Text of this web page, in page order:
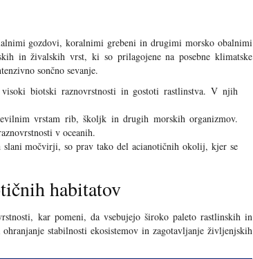
gozdovi, koralnimi grebeni in drugimi morsko obalnimi
in živalskih vrst, ki so prilagojene na posebne klimatske
sončno sevanje.
biotski raznovrstnosti in gostoti rastlinstva. V njih
vrstam rib, školjk in drugih morskih organizmov.
v oceanih.
močvirji, so prav tako del acianotičnih okolij, kjer se
habitatov
kar pomeni, da vsebujejo široko paleto rastlinskih in
stabilnosti ekosistemov in zagotavljanje življenjskih